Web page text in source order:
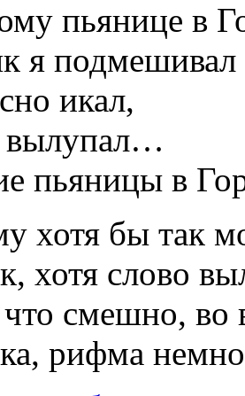
пьянице в
я подмешивал
икал,
вылупал…
пьяницы в
хотя бы так
хотя слово
что смешно, во
рифма